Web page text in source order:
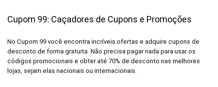
Cupom 99: Caçadores de Cupons e Promoções
No Cupom 99 você encontra incríveis ofertas e adquire cupons de
desconto de forma gratuita. Não precisa pagar nada para usar os
códigos promocionais e obter até 70% de desconto nas melhores
lojas, sejam elas nacionais ou internacionais.